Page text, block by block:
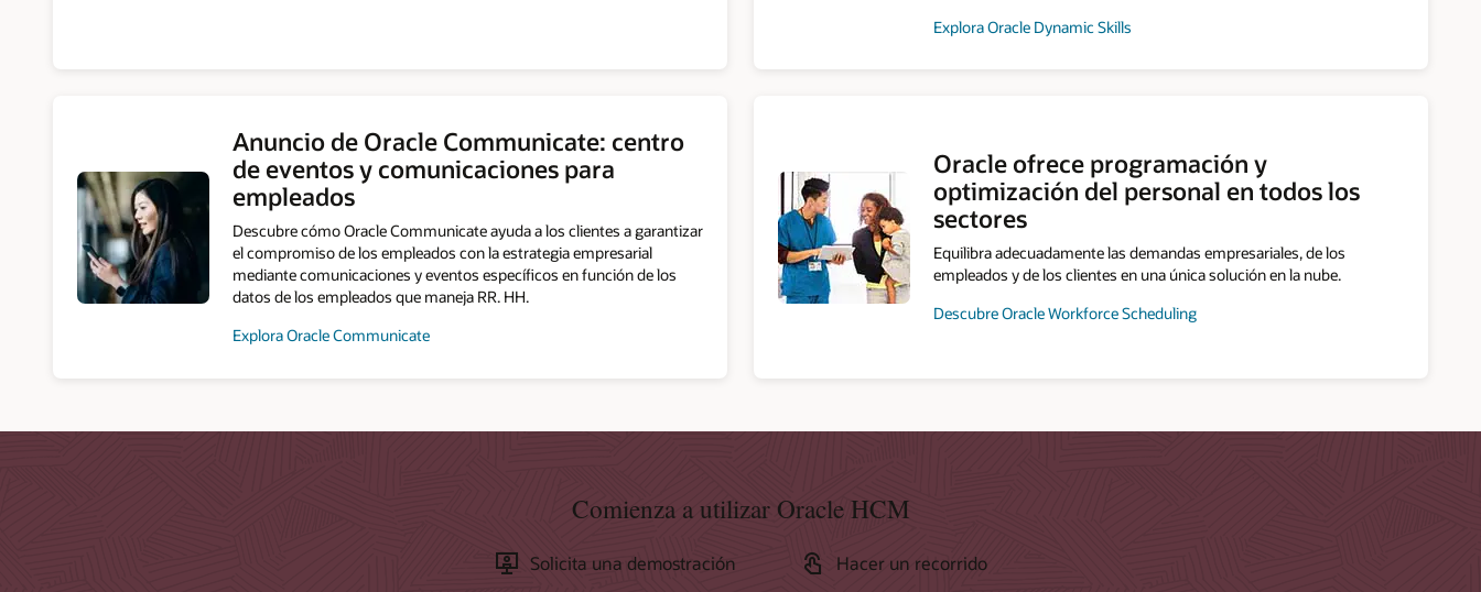
Explora Oracle Dynamic Skills
Anuncio de Oracle Communicate: centro
de eventos y comunicaciones para
empleados
Descubre cómo Oracle Communicate ayuda a los clientes a garantizar
el compromiso de los empleados con la estrategia empresarial
mediante comunicaciones y eventos específicos en función de los
datos de los empleados que maneja RR. HH.
Explora Oracle Communicate
Oracle ofrece programación y
optimización del personal en todos los
sectores
Equilibra adecuadamente las demandas empresariales, de los
empleados y de los clientes en una única solución en la nube.
Descubre Oracle Workforce Scheduling
Comienza a utilizar Oracle HCM
Solicita una demostración Hacer un recorrido